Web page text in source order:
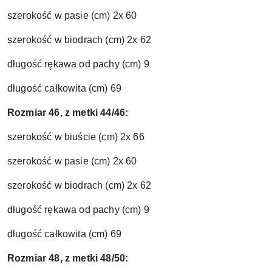
szerokość w pasie (cm) 2x 60
szerokość w biodrach (cm) 2x 62
długość rękawa od pachy (cm) 9
długość całkowita (cm) 69
Rozmiar 46, z metki 44/46:
szerokość w biuście (cm) 2x 66
szerokość w pasie (cm) 2x 60
szerokość w biodrach (cm) 2x 62
długość rękawa od pachy (cm) 9
długość całkowita (cm) 69
Rozmiar 48, z metki 48/50: